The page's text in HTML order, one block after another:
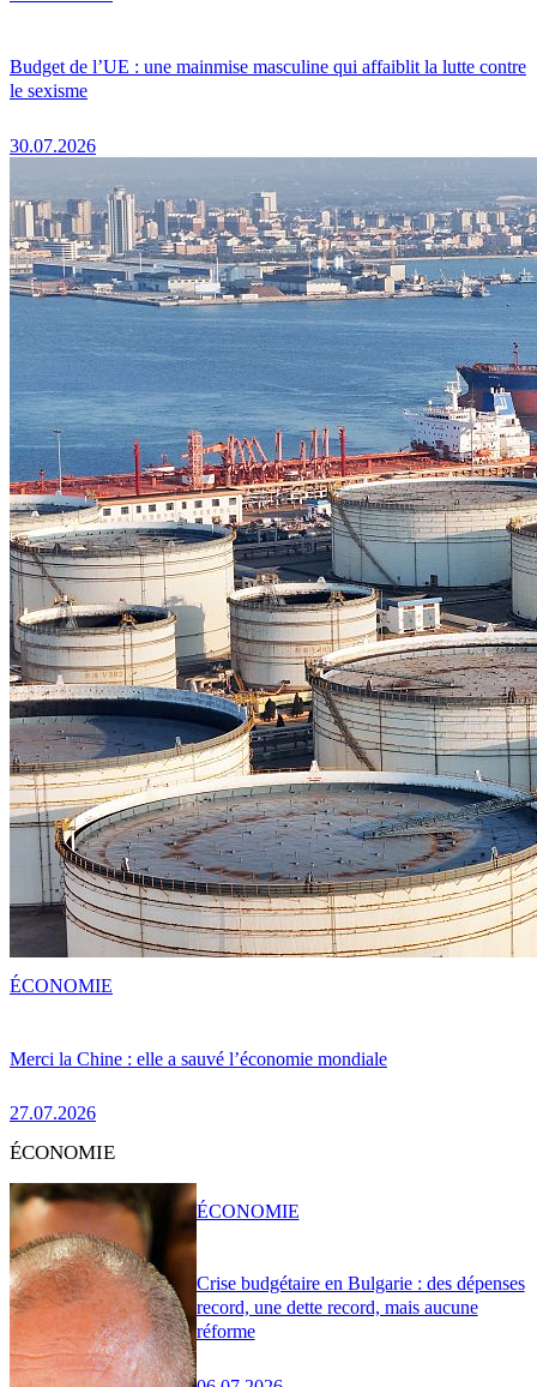
Budget de l’UE : une mainmise masculine qui affaiblit la lutte contre
le sexisme
30.07.2026
Merci la Chine : elle a sauvé l’économie mondiale
27.07.2026
ÉCONOMIE
ÉCONOMIE
Crise budgétaire en Bulgarie : des dépenses
record, une dette record, mais aucune
réforme
ÉCONOMIE